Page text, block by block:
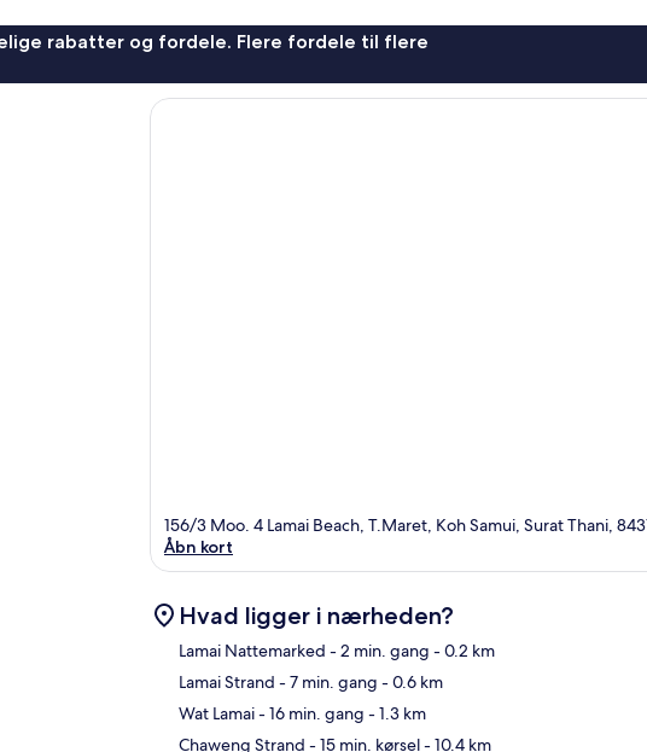
rabatter og fordele. Flere fordele til flere
156/3 Moo. 4 Lamai Beach, T.Maret, Koh Samui, Surat Thani,
Åbn kort
Hvad ligger i nærheden?
Lamai Nattemarked - 2 min. gang - 0.2 km
Lamai Strand - 7 min. gang - 0.6 km
Wat Lamai- 16 min. gang - 1.3 km
Chaweng Strand - 15 min. kørsel- 10.4 km